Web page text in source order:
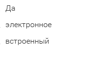
Да
электронное
встроенный